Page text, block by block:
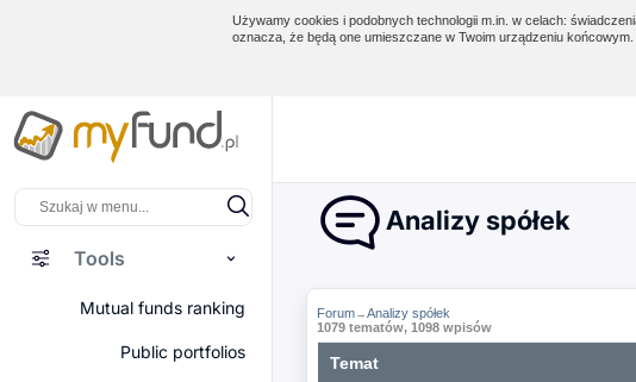
Używamy cookies i podobnych technologii m.in. w celach:
oznacza, że będą one umieszczane w Twoim urządzeniu
Tools
Mutual funds ranking
Public portfolios
Analizy spółek
Forum→Analizy spółek
1079 tematów, 1098 wpisów
Temat